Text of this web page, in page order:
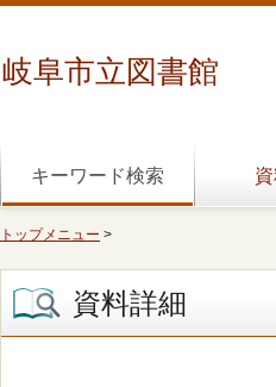
岐阜市立図書館
キーワード検索
トップメニュー >
資料詳細